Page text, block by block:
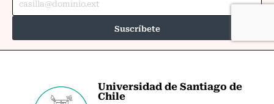
Universidad de Santiago de
Chile